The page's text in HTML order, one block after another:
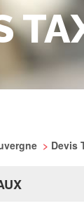
> Devis